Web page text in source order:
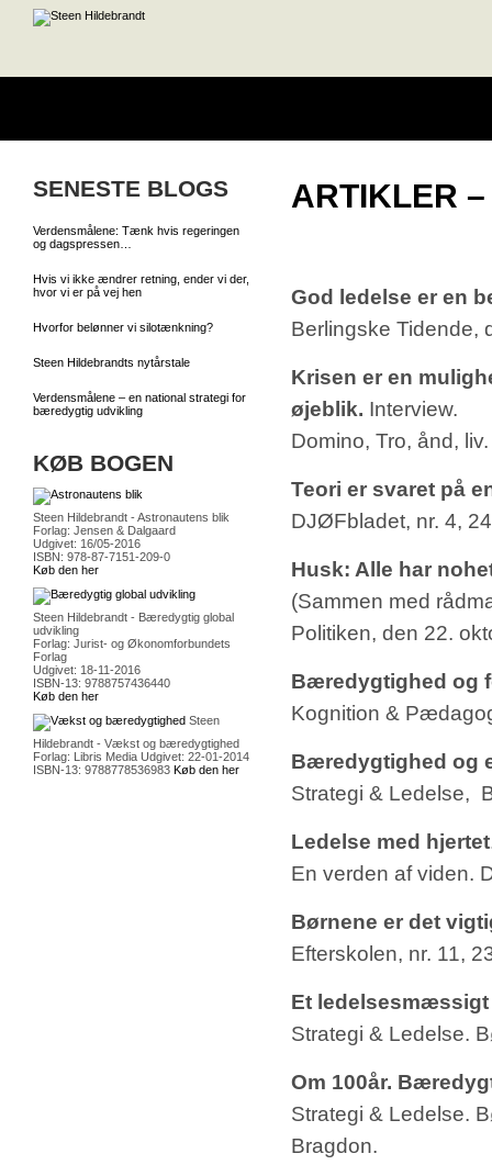
SENESTE BLOGS
Verdensmålene: Tænk hvis regeringen
og dagspressen…
Hvis vi ikke ændrer retning, ender vi der,
hvor vi er på vej hen
Hvorfor belønner vi silotænkning?
Steen Hildebrandts nytårstale
Verdensmålene – en national strategi for
bæredygtig udvikling
KØB BOGEN
Steen Hildebrandt - Astronautens blik
Forlag: Jensen & Dalgaard
Udgivet: 16/05-2016
ISBN: 978-87-7151-209-0
Køb den her
Steen Hildebrandt - Bæredygtig global
udvikling
Forlag: Jurist- og Økonomforbundets
Forlag
Udgivet: 18-11-2016
ISBN-13: 9788757436440
Køb den her
Steen
Hildebrandt - Vækst og bæredygtighed
Forlag: Libris Media Udgivet: 22-01-2014
ISBN-13: 9788778536983 Køb den her
ARTIKLER
God ledelse er en
Berlingske Tidende,
Krisen er en
øjeblik. Interview.
Domino, Tro, ånd,
Teori er svaret på
DJØFbladet, nr. 4,
Husk: Alle har
(Sammen med
Politiken, den 22.
Bæredygtighed og
Kognition &
Bæredygtighed og
Strategi & Ledelse,
Ledelse med hjertet
En verden af viden.
Børnene er det
Efterskolen, nr. 11,
Et
Strategi & Ledelse.
Om 100år.
Strategi & Ledelse.
Bragdon.